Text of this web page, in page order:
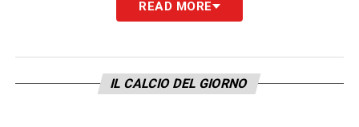
traversa nel finale con Deiola. La squadra ha
sempre di dare quello che poteva. Ma è un
READ MORE
IL CALCIO DEL GIORNO